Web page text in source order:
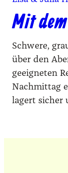
Mit
Schwere,
über den
geeigneten
Nachmittag
lagert sicher